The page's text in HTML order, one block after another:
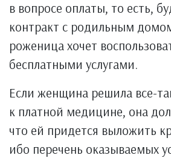
в вопросе оплаты, то есть,
контракт с родильным
роженица хочет
бесплатными услугами.
Если женщина решила все-
к платной медицине, она
что ей придется выложить
ибо перечень оказываемых